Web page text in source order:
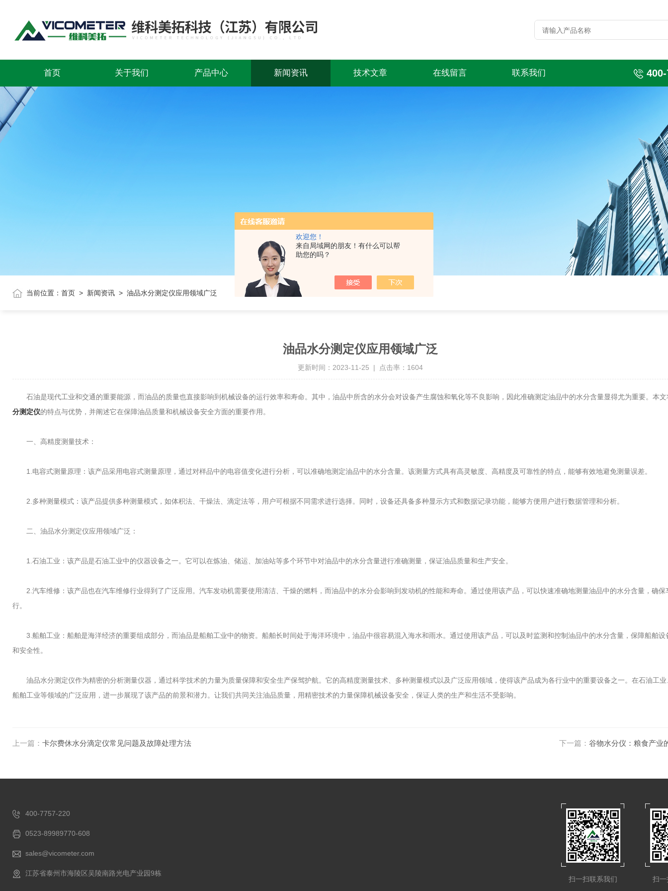
欢迎您！
来自局域网的朋友！有什么可以帮
助您的吗？
首页 关于我们 产品中心 新闻资讯 技术文章 在线留言 联系我们
当前位置： 首页 > 新闻资讯 > 油品水分测定仪应用领域广泛
油品水分测定仪应用领域广泛
更新时间：2023-11-25 | 点击率：1604
石油是现代工业和交通的重要能源，而油品的质量也直接影响到机械设备的运行效率和寿命。其中，油品中所含的水分会对设备产生腐蚀和氧化等不良影响，因此准确测定油品中的水分含量显得尤为重要。本文
分测定仪的特点与优势，并阐述它在保障油品质量和机械设备安全方面的重要作用。
一、高精度测量技术：
1.电容式测量原理：该产品采用电容式测量原理，通过对样品中的电容值变化进行分析，可以准确地测定油品中的水分含量。该测量方式具有高灵敏度、高精度及可靠性的特点，能够有效地避免测量误差。
2.多种测量模式：该产品提供多种测量模式，如体积法、干燥法、滴定法等，用户可根据不同需求进行选择。同时，设备还具备多种显示方式和数据记录功能，能够方便用户进行数据管理和分析。
二、油品水分测定仪应用领域广泛：
1.石油工业：该产品是石油工业中的仪器设备之一。它可以在炼油、储运、加油站等多个环节中对油品中的水分含量进行准确测量，保证油品质量和生产安全。
2.汽车维修：该产品也在汽车维修行业得到了广泛应用。汽车发动机需要使用清洁、干燥的燃料，而油品中的水分会影响到发动机的性能和寿命。通过使用该产品，可以快速准确地测量油品中的水分含量，确保
行。
3.船舶工业：船舶是海洋经济的重要组成部分，而油品是船舶工业中的物资。船舶长时间处于海洋环境中，油品中很容易混入海水和雨水。通过使用该产品，可以及时监测和控制油品中的水分含量，保障船舶设
和安全性。
油品水分测定仪作为精密的分析测量仪器，通过科学技术的力量为质量保障和安全生产保驾护航。它的高精度测量技术、多种测量模式以及广泛应用领域，使得该产品成为各行业中的重要设备之一。在石油工
船舶工业等领域的广泛应用，进一步展现了该产品的前景和潜力。让我们共同关注油品质量，用精密技术的力量保障机械设备安全，保证人类的生产和生活不受影响。
上一篇： 卡尔费休水分滴定仪常见问题及故障处理方法 下一篇： 谷物水分仪：粮食产业
400-7757-220
0523-89989770-608
sales@vicometer.com
江苏省泰州市海陵区吴陵南路光电产业园9栋
扫一
扫一扫联系我们